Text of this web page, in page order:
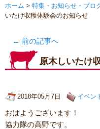
ホーム > 特集・お知らせ・ブロ
いたけ収穫体験会のお知らせ
← 前の記事へ
原木しいたけ
2018年05月7日 イベン
おはようございます！
協力隊の高野です。